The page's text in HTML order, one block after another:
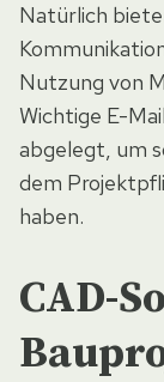
Natürlich
Nutzung von
Wichtige E-
abgelegt, um
dem
haben.
CAD-